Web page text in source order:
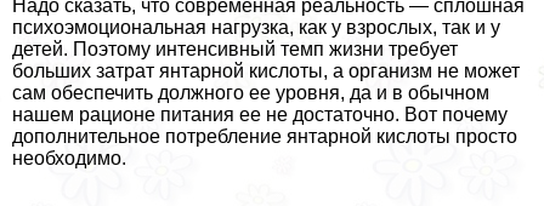
Надо сказать, что современная реальность — сплошная
психоэмоциональная нагрузка, как у взрослых, так и у
детей. Поэтому интенсивный темп жизни требует
больших затрат янтарной кислоты, а организм не может
сам обеспечить должного ее уровня, да и в обычном
нашем рационе питания ее не достаточно. Вот почему
дополнительное потрeбление янтарной кислоты просто
необходимо.